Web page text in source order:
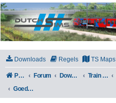
DutchSims
Downloads Regels TS Maps
Portal Forum Downloads Train Simulator Classic
Goederenwagons